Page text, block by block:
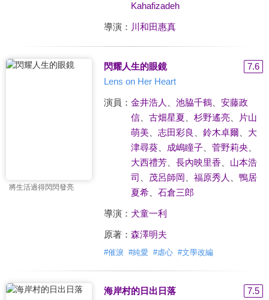
Kahafizadeh
導演： 川和田惠真
將生活過得閃閃發亮
閃耀人生的眼鏡
7.6
Lens on Her Heart
演員： 金井浩人 池脇千鶴、 安藤政
信、 古畑星夏 杉野遙亮、
片山
萌美、 志田彩良 鈴木卓爾、 大
津尋葵、 成嶋瞳子、 菅野莉央、
大西禮芳、 長內映里香
山本浩
司
茂呂師岡 福原秀人
鴨居
夏希、 石倉三郎
導演： 犬童一利
原著： 森澤明夫
#催淚 #純愛 #虐心 #文學改編
海岸村的日出日落
7.5